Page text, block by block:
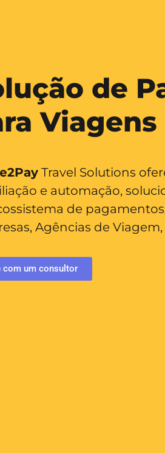
de
Viagens
Travel Solutions
e automação,
de
Agências de Viagem,
com um consultor